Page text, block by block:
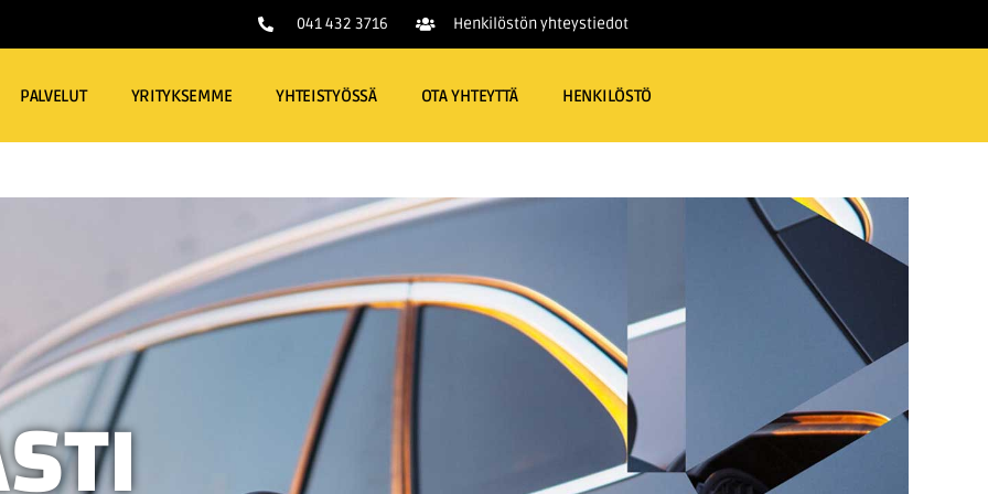
041 432 3716 Henkilöstön yhteystiedot
PALVELUT YRITYKSEMME YHTEISTYÖSSÄ OTA YHTEYTTÄ HENKILÖSTÖ